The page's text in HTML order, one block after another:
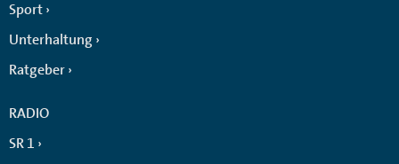
Sport
Unterhaltung
Ratgeber
RADIO
SR 1